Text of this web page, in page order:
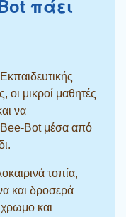
πάει
οι μικροί μαθητές
να
Bee-Bot μέσα από
τοπία,
και δροσερά
και